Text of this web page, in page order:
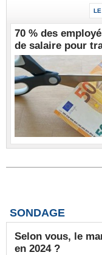
LE
70 % des
de salaire pour
SONDAGE
Selon vous, le
en 2024 ?